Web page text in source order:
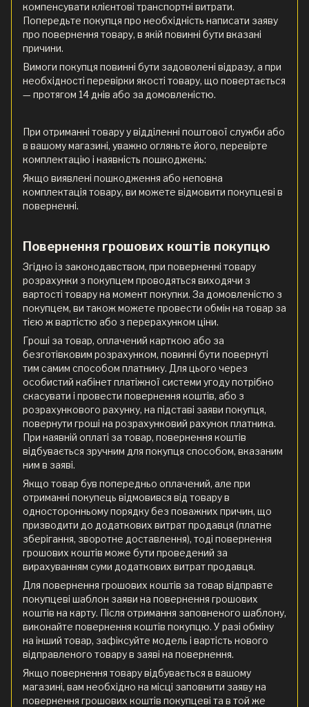
компенсувати клієнтові транспортні витрати.
Попередьте покупця про необхідність написати заяву
про повернення товару, в якій повинні бути вказані
причини.
Вимоги покупця повинні бути задоволені відразу, а при
необхідності перевірки якості товару, що повертається
— протягом 14 днів або за домовленістю.
При отриманні товару у відділенні поштової служби або
в вашому магазині, уважно огляньте його, перевірте
комплектацію і наявність пошкоджень:
Якщо виявлені пошкодження або неповна
комплектація товару, ви можете відмовити покупцеві в
поверненні.
Повернення грошових коштів покупцю
Згідно із законодавством, при поверненні товару
розрахунки з покупцем проводяться виходячи з
вартості товару на момент покупки. За домовленістю з
покупцем, ви також можете провести обмін на товар за
тією ж вартістю або з перерахунком ціни.
Гроші за товар, оплачений карткою або за
безготівковим розрахунком, повинні бути повернуті
тим самим способом платнику. Для цього через
особистий кабінет платіжної системи угоду потрібно
скасувати і провести повернення коштів, або з
розрахункового рахунку, на підставі заяви покупця,
повернути гроші на розрахунковий рахунок платника.
При наявній оплаті за товар, повернення коштів
відбувається зручним для покупця способом, вказаним
ним в заяві.
Якщо товар був попередньо оплачений, але при
отриманні покупець відмовився від товару в
односторонньому порядку без поважних причин, що
призводити до додаткових витрат продавця (платне
зберігання, зворотне доставлення), тоді повернення
грошових коштів може бути проведений за
вирахуванням суми додаткових витрат продавця.
Для повернення грошових коштів за товар відправте
покупцеві шаблон заяви на повернення грошових
коштів на карту. Після отримання заповненого шаблону,
виконайте повернення коштів покупцю. У разі обміну
на інший товар, зафіксуйте модель і вартість нового
відправленого товару в заяві на повернення.
Якщо повернення товару відбувається в вашому
магазині, вам необхідно на місці заповнити заяву на
повернення грошових коштів покупцеві та в той же